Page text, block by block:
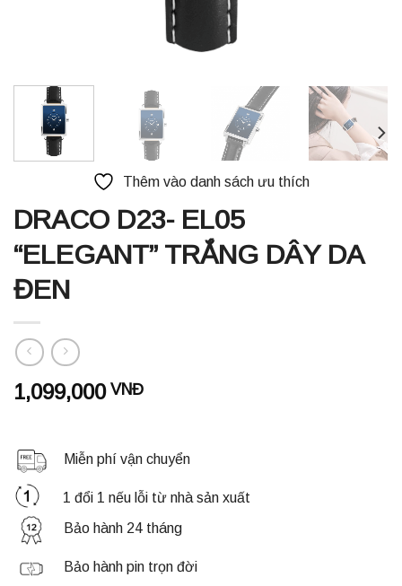
Thêm vào danh sách ưu thích
DRACO D23- EL05
“ELEGANT” TRẮNG DÂY DA
ĐEN
1,099,000VNĐ
Miễn phí vận chuyển
1 đổi 1 nếu lỗi từ nhà sản xuất
Bảo hành 24 tháng
Bảo hành pin trọn đời